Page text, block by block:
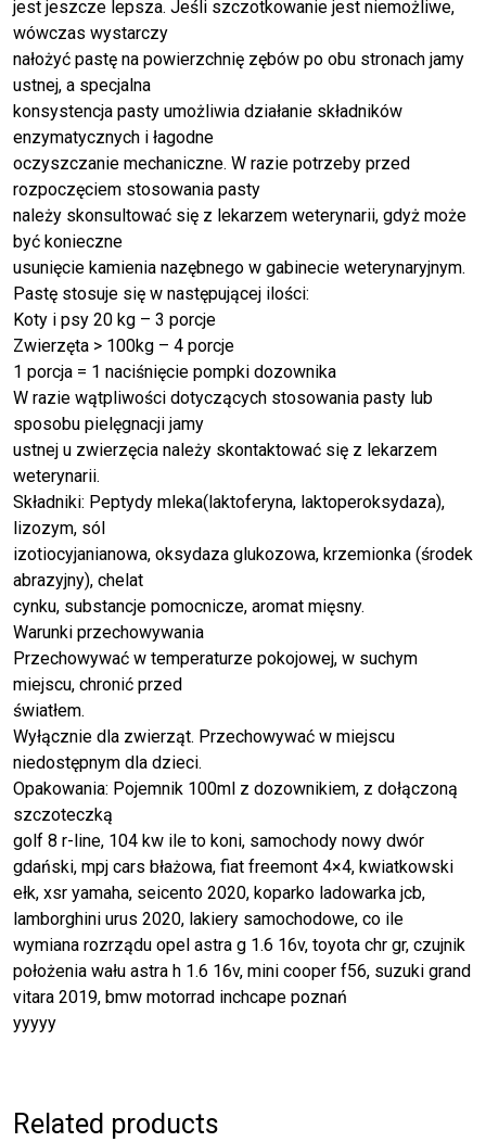
jest jeszcze lepsza. Jeśli szczotkowanie jest niemożliwe,
wówczas wystarczy
nałożyć pastę na powierzchnię zębów po obu stronach jamy
ustnej, a specjalna
konsystencja pasty umożliwia działanie składników
enzymatycznych i łagodne
oczyszczanie mechaniczne. W razie potrzeby przed
rozpoczęciem stosowania pasty
należy skonsultować się z lekarzem weterynarii, gdyż może
być konieczne
usunięcie kamienia nazębnego w gabinecie weterynaryjnym.
Pastę stosuje się w następującej ilości:
Koty i psy 20 kg – 3 porcje
Zwierzęta > 100kg – 4 porcje
1 porcja = 1 naciśnięcie pompki dozownika
W razie wątpliwości dotyczących stosowania pasty lub
sposobu pielęgnacji jamy
ustnej u zwierzęcia należy skontaktować się z lekarzem
weterynarii.
Składniki: Peptydy mleka(laktoferyna, laktoperoksydaza),
lizozym, sól
izotiocyjanianowa, oksydaza glukozowa, krzemionka (środek
abrazyjny), chelat
cynku, substancje pomocnicze, aromat mięsny.
Warunki przechowywania
Przechowywać w temperaturze pokojowej, w suchym
miejscu, chronić przed
światłem.
Wyłącznie dla zwierząt. Przechowywać w miejscu
niedostępnym dla dzieci.
Opakowania: Pojemnik 100ml z dozownikiem, z dołączoną
szczoteczką
golf 8 r-line, 104 kw ile to koni, samochody nowy dwór
gdański, mpj cars błażowa, fiat freemont 4×4, kwiatkowski
ełk, xsr yamaha, seicento 2020, koparko ladowarka jcb,
lamborghini urus 2020, lakiery samochodowe, co ile
wymiana rozrządu opel astra g 1.6 16v, toyota chr gr, czujnik
położenia wału astra h 1.6 16v, mini cooper f56, suzuki grand
vitara 2019, bmw motorrad inchcape poznań
yyyyy
Related products